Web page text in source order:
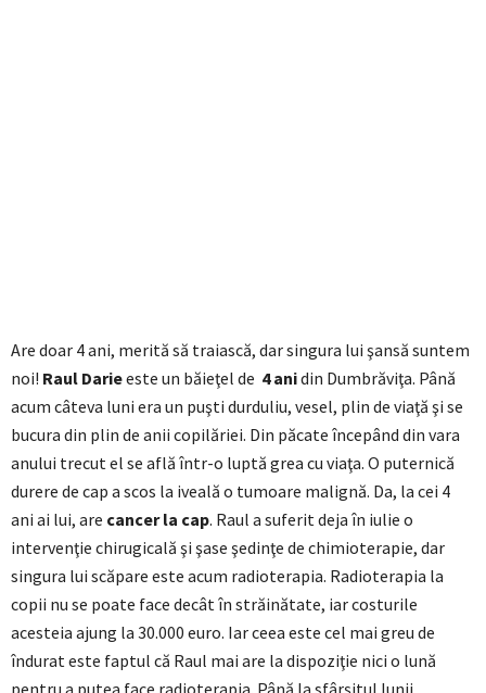
Are doar 4 ani, merită să traiască, dar singura lui şansă suntem
noi! Raul Darieeste un băieţel de 4 anidin Dumbrăviţa. Până
acum câteva luni era un puşti durduliu, vesel, plin de viaţă şi se
bucura din plin de anii copilăriei. Din păcate începând din vara
anului trecut el se află într-o luptă grea cu viaţa. O puternică
durere de cap a scos la iveală o tumoare malignă. Da, la cei 4
ani ai lui, are cancer la cap. Raul a suferit deja în iulie o
intervenţie chirugicală şi şase şedinţe de chimioterapie, dar
singura lui scăpare este acum radioterapia. Radioterapia la
copii nu se poate face decât în străinătate, iar costurile
acesteia ajung la 30.000 euro. Iar ceea este cel mai greu de
îndurat este faptul că Raul mai are la dispoziţie nici o lună